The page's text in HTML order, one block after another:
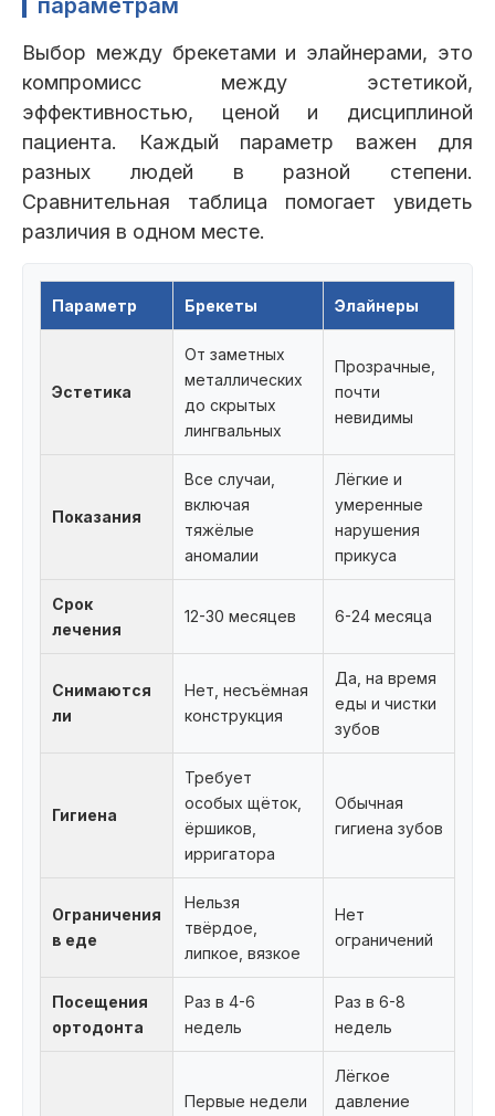
параметрам
Выбор между брекетами и элайнерами, это
компромисс между эстетикой,
эффективностью, ценой и дисциплиной
пациента. Каждый параметр важен для
разных людей в разной степени.
Сравнительная таблица помогает увидеть
различия в одном месте.
Параметр Брекеты Элайнеры
Эстетика
От заметных
металлических
до скрытых
лингвальных
Прозрачные,
почти
невидимы
Показания
Все случаи,
включая
тяжёлые
аномалии
Лёгкие и
умеренные
нарушения
прикуса
Срок
лечения
12-30 месяцев 6-24 месяца
Снимаются
ли
Нет, несъёмная
конструкция
Да, на время
еды и чистки
зубов
Гигиена
Требует
особых щёток,
ёршиков,
ирригатора
Обычная
гигиена зубов
Ограничения
в еде
Нельзя
твёрдое,
липкое, вязкое
Нет
ограничений
Посещения
ортодонта
Раз в 4-6
недель
Раз в 6-8
недель
Первые недели
Лёгкое
давление